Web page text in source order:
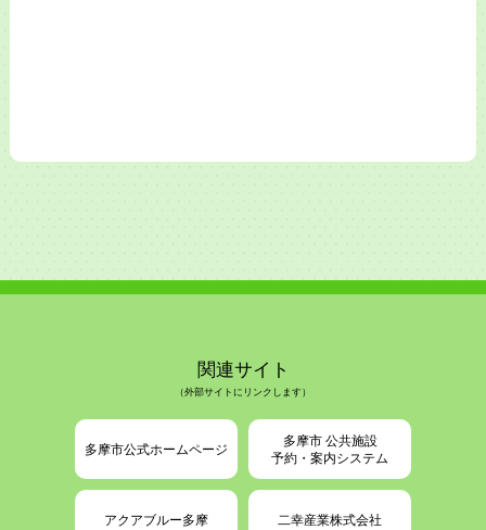
関連サイト
（外部サイトにリンクします）
多摩市公式ホームページ
多摩市 公共施設
予約・案内システム
アクアブルー多摩 二幸産業株式会社